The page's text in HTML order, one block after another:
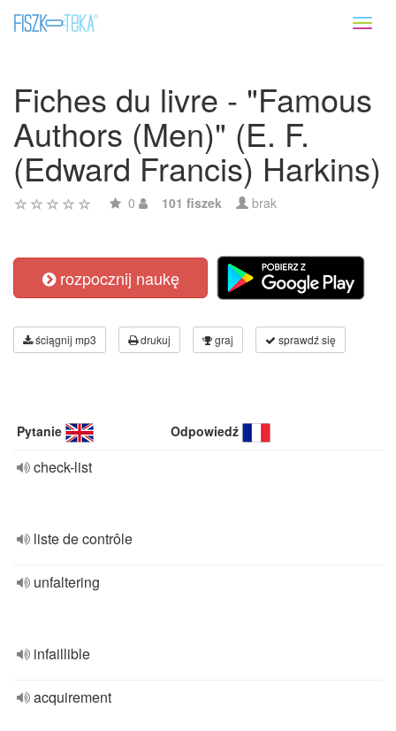
Fiches du livre - "Famous
Authors (Men)" (E. F.
(Edward Francis) Harkins)
0 101 fiszek brak
rozpocznij naukę
ściągnij mp3 drukuj graj sprawdź się
Pytanie Odpowiedź
check-list
liste de contrôle
unfaltering
infaillible
acquirement